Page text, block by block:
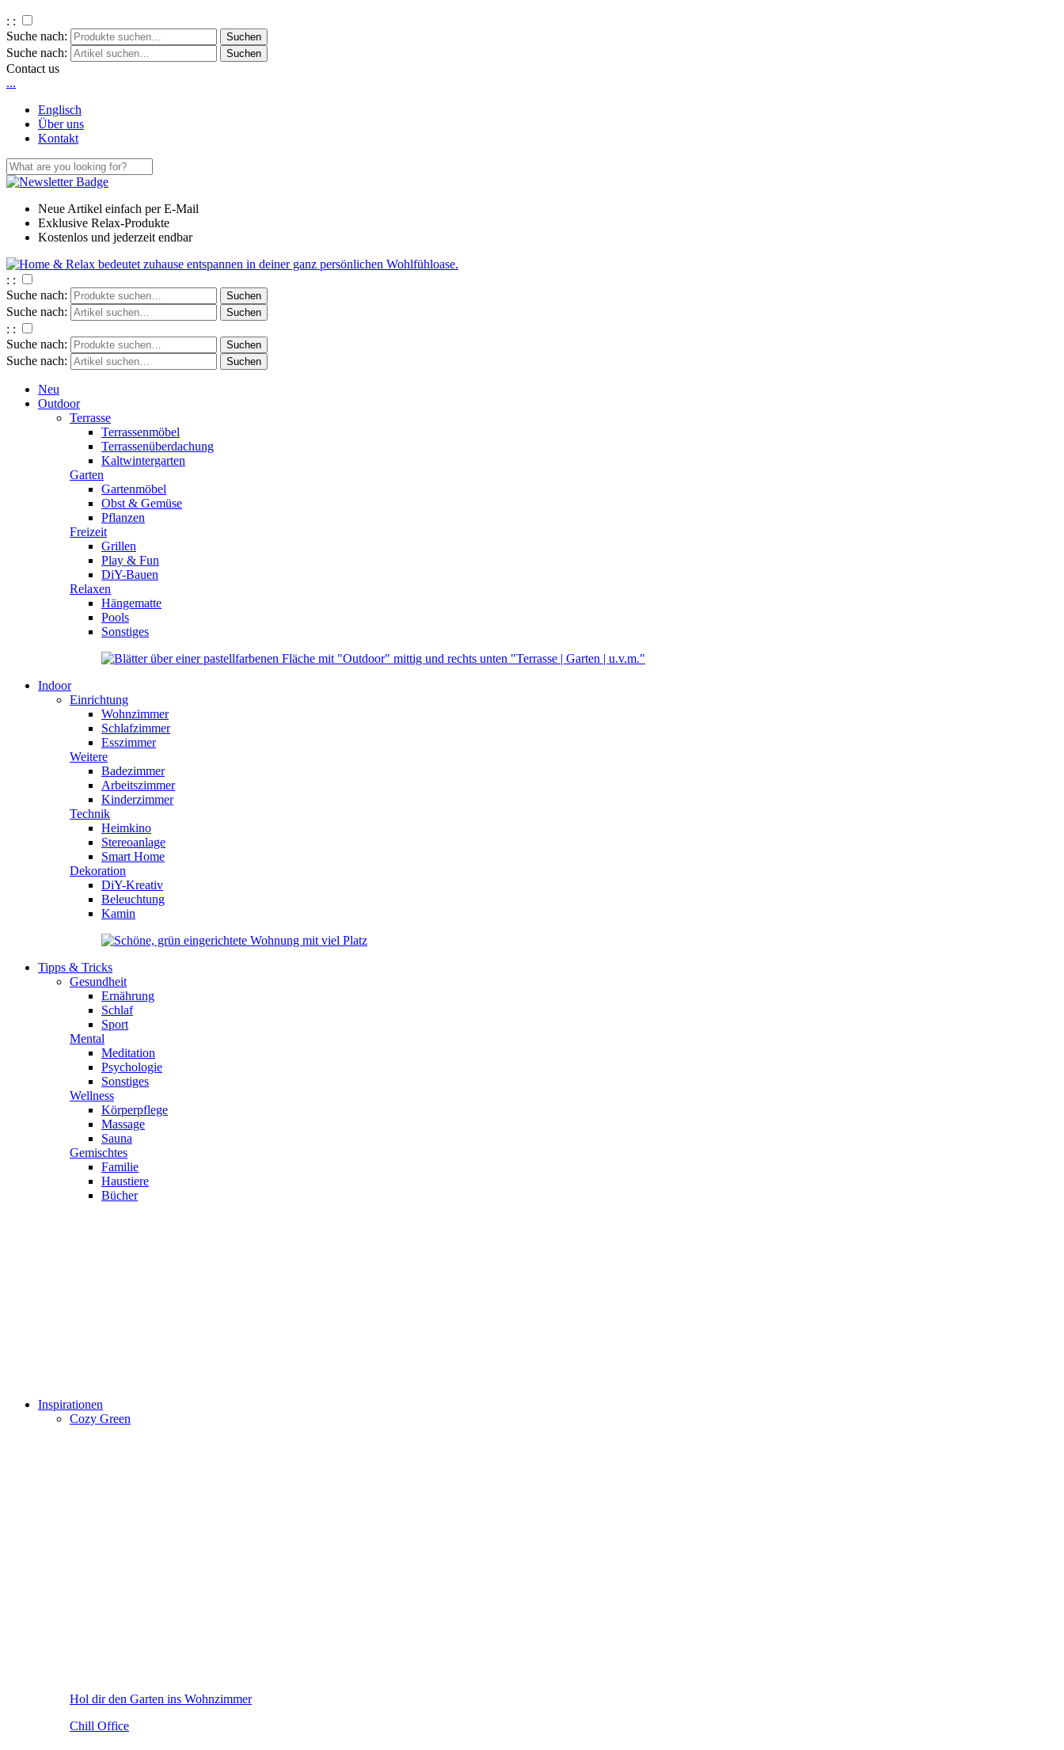
: :
Suche nach:
Suche nach:
Contact us
...
Englisch
Über uns
Kontakt
Neue Artikel einfach per E-Mail
Exklusive Relax-Produkte
Kostenlos und jederzeit endbar
: :
Suche nach:
Suche nach:
: :
Suche nach:
Suche nach:
Neu
Outdoor
Terrasse
Terrassenmöbel
Terrassenüberdachung
Kaltwintergarten
Garten
Gartenmöbel
Obst & Gemüse
Pflanzen
Freizeit
Grillen
Play & Fun
DiY-Bauen
Relaxen
Hängematte
Pools
Sonstiges
Indoor
Einrichtung
Wohnzimmer
Schlafzimmer
Esszimmer
Weitere
Badezimmer
Arbeitszimmer
Kinderzimmer
Technik
Heimkino
Stereoanlage
Smart Home
Dekoration
DiY-Kreativ
Beleuchtung
Kamin
Tipps & Tricks
Gesundheit
Ernährung
Schlaf
Sport
Mental
Meditation
Psychologie
Sonstiges
Wellness
Körperpflege
Massage
Sauna
Gemischtes
Familie
Haustiere
Bücher
Inspirationen
Cozy Green
Hol dir den Garten ins Wohnzimmer
Chill Office